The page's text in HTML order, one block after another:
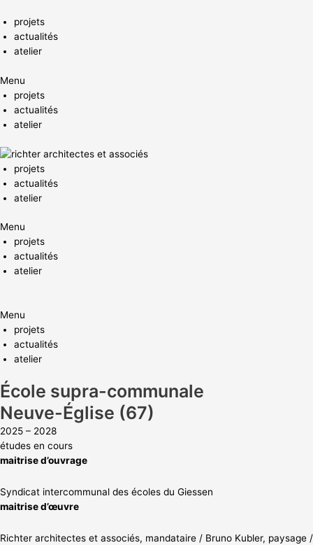
au
contenu
projets
actualités
atelier
Menu
projets
actualités
atelier
projets
actualités
atelier
Menu
projets
actualités
atelier
Menu
projets
actualités
atelier
École supra-communale
Neuve-Église (67)
2025 – 2028
études en cours
maitrise d’ouvrage
Syndicat intercommunal des écoles du Giessen
maitrise d’œuvre
Richter architectes et associés, mandataire / Bruno Kubler, paysage /